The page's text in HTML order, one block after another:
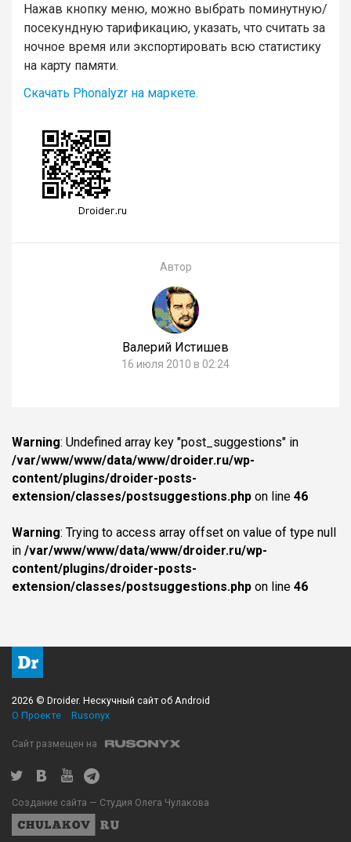
Нажав кнопку меню, можно выбрать поминутную/
посекундную тарификацию, указать, что считать за
ночное время или экспортировать всю статистику
на карту памяти.
Скачать Phonalyzr на маркете.
Автор
Валерий Истишев
16 июля 2010 в 02:24
Warning: Undefined array key "post_suggestions" in
/var/www/www/data/www/droider.ru/wp-
content/plugins/droider-posts-
extension/classes/postsuggestions.php on line 46
Warning: Trying to access array offset on value of type null
in /var/www/www/data/www/droider.ru/wp-
content/plugins/droider-posts-
extension/classes/postsuggestions.php on line 46
2026 © Droider. Нескучный сайт об Android
О Проекте
Rusonyx
Сайт размещен на
Создание сайта — Студия Олега Чулакова